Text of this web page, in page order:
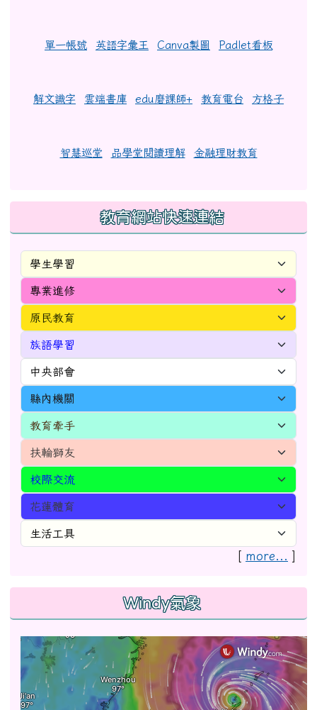
單一帳號 英語字彙王 Canva製圖 Padlet看板
解文識字 雲端書庫 edu磨課師+ 教育電台 方格子
智慧巡堂 品學堂閱讀理解 金融理財教育
教育網站快速連結
[ more... ]
Windy氣象